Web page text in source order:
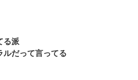
る派
ルだって言ってる